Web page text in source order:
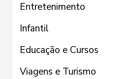
Entretenimento
Infantil
Educação e Cursos
Viagens e Turismo